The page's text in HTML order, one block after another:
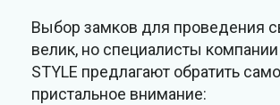
Выбор замков для проведения
велик, но специалисты компании
STYLE предлагают обратить
пристальное внимание: